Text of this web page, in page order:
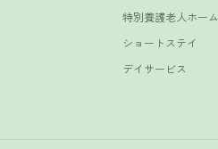
特別養護老人ホーム
ショートステイ
デイサービス